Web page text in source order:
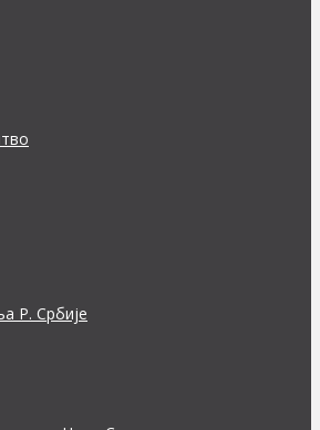
Р. Србије